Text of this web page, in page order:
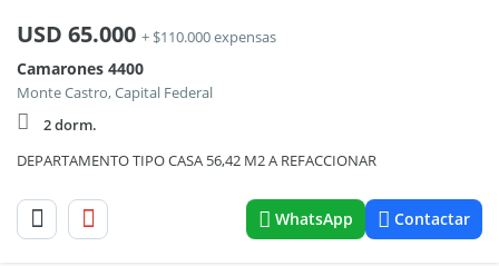
USD 65.000 + $110.000 expensas
Camarones 4400
Monte Castro, Capital Federal
2 dorm.
DEPARTAMENTO TIPO CASA 56,42 M2 A REFACCIONAR
WhatsApp Contactar